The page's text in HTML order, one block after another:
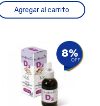
Agregar al carrito
8%
OFF